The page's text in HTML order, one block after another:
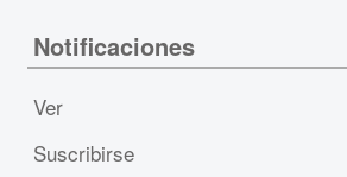
Notificaciones
Ver
Suscribirse